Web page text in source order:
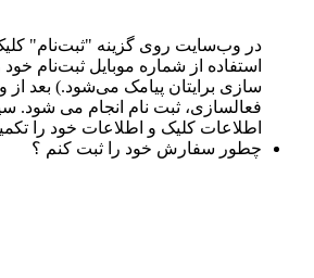
در وب‌سایت روی گزینه "ثبت‌نام" کلیک
استفاده از شماره موبایل ثبت‌نام
سازی برایتان پیامک می‌شود.) بعد از
فعالسازی، ثبت نام انجام می شود.
اطلاعات کلیک و اطلاعات خود را
چطور سفارش خود را ثبت کنم ؟